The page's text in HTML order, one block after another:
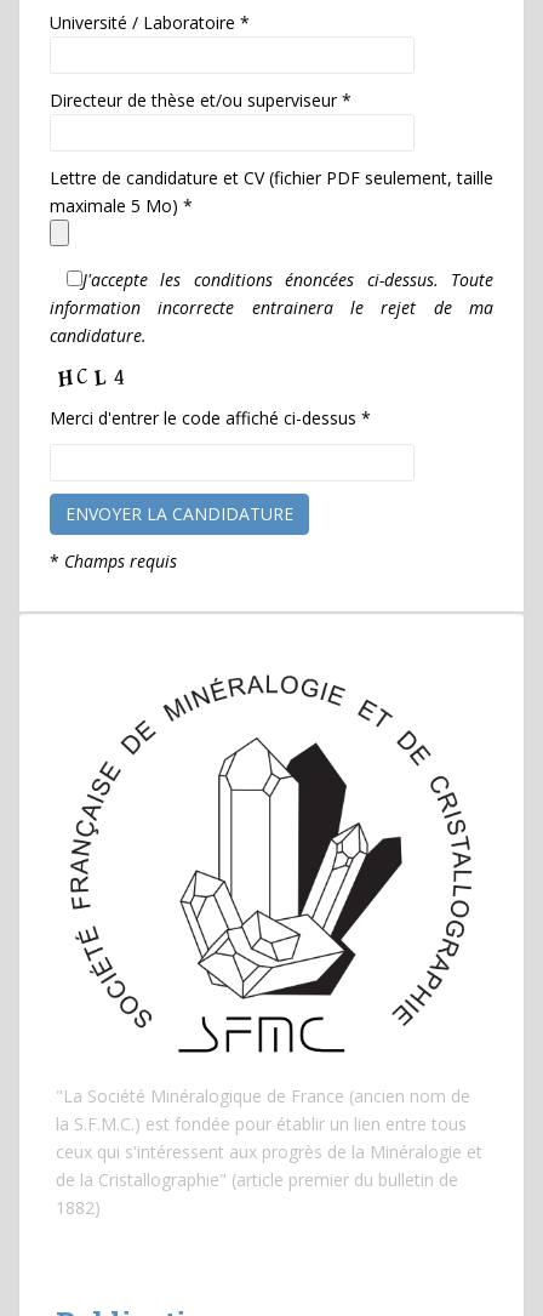
Université / Laboratoire *
Directeur de thèse et/ou superviseur *
Lettre de candidature et CV (fichier PDF seulement, taille
maximale 5 Mo) *
J'accepte les conditions énoncées ci-dessus. Toute
information incorrecte entrainera le rejet de ma
candidature.
Merci d'entrer le code affiché ci-dessus *
* Champs requis
"La Société Minéralogique de France (ancien nom de
la S.F.M.C.) est fondée pour établir un lien entre tous
ceux qui s'intéressent aux progrès de la Minéralogie et
de la Cristallographie" (article premier du bulletin de
1882)